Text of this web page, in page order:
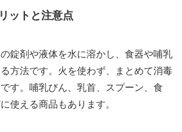
ットと注意点
錠剤や液体を水に溶かし、食器や哺乳
方法です。火を使わず、まとめて消毒
す。哺乳びん、乳首、スプーン、食
使える商品もあります。